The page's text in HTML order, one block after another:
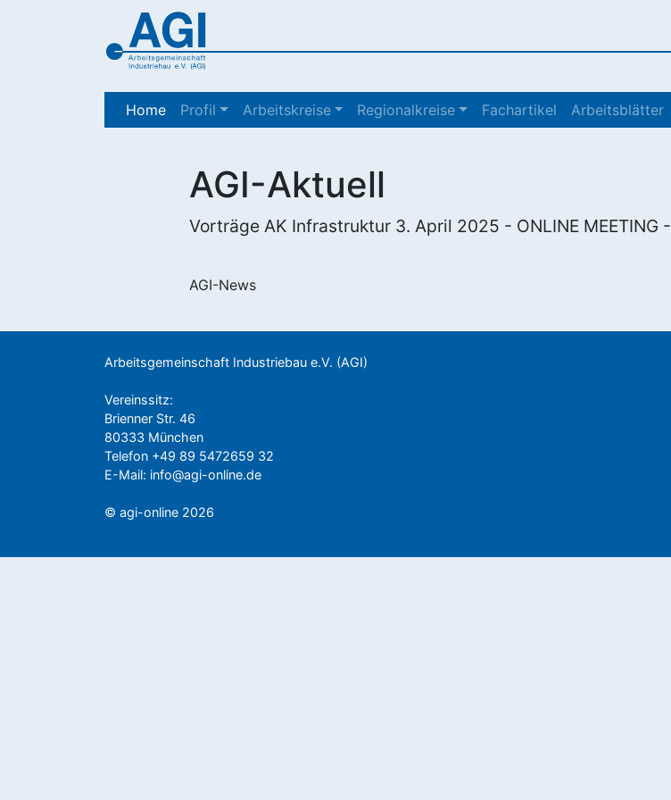
Home(current)
Profil Arbeitskreise Regionalkreise Fachartikel Arbeitsblätter
AGI-Aktuell
Vorträge AK Infrastruktur 3. April 2025 - ONLINE MEETING -
AGI-News
Arbeitsgemeinschaft Industriebau e.V. (AGI)
Vereinssitz:
Brienner Str. 46
80333 München
Telefon +49 89 5472659 32
E-Mail: info@agi-online.de
© agi-online 2026